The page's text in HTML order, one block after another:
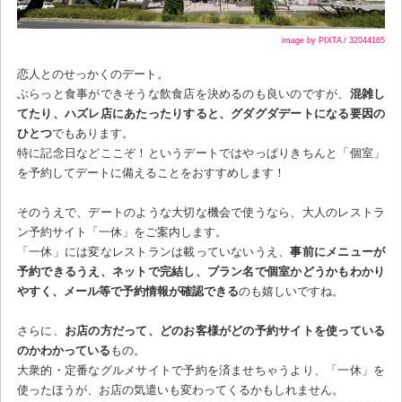
image by PIXTA / 32044165
恋人とのせっかくのデート。
ぶらっと食事ができそうな飲食店を決めるのも良いのですが、 混雑し
てたり、ハズレ店にあたったりすると、グダグダデートになる要因の
ひとつでもあります。
特に記念日などここぞ！というデートではやっぱりきちんと「個室」
を予約してデートに備えることをおすすめします！
そのうえで、デートのような大切な機会で使うなら、大人のレストラ
ン予約サイト「一休」をご案内します。
「一休」には変なレストランは載っていないうえ、事前にメニューが
予約できるうえ、ネットで完結し、プラン名で個室かどうかもわかり
やすく、メール等で予約情報が確認できるのも嬉しいですね。
さらに、 お店の方だって、どのお客様がどの予約サイトを使っている
のかわかっている もの。
大衆的・定番なグルメサイトで予約を済ませちゃうより、「一休」を
使ったほうが、お店の気遣いも変わってくるかもしれません。